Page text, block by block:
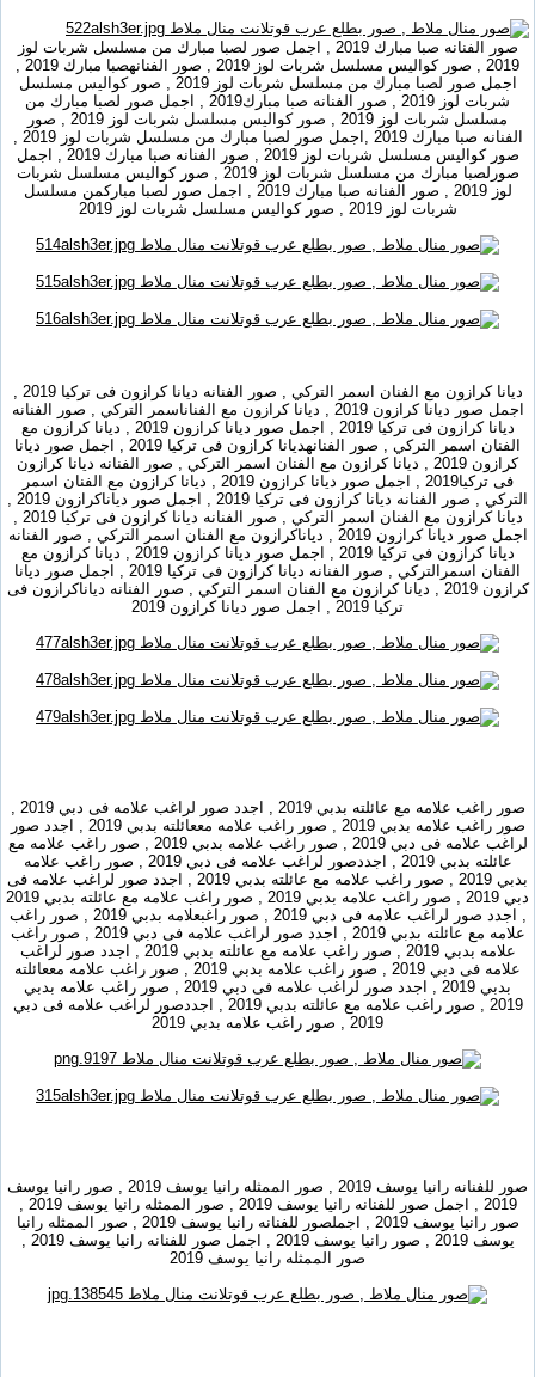
صور الفنانه صبا مبارك 2019 , اجمل صور لصبا مبارك من مسلسل شربات لوز
2019 , صور كواليس مسلسل شربات لوز 2019 , صور الفنانهصبا مبارك 2019 ,
اجمل صور لصبا مبارك من مسلسل شربات لوز 2019 , صور كواليس مسلسل
شربات لوز 2019 , صور الفنانه صبا مبارك2019 , اجمل صور لصبا مبارك من
مسلسل شربات لوز 2019 , صور كواليس مسلسل شربات لوز 2019 , صور
الفنانه صبا مبارك 2019 ,اجمل صور لصبا مبارك من مسلسل شربات لوز 2019 ,
صور كواليس مسلسل شربات لوز 2019 , صور الفنانه صبا مبارك 2019 , اجمل
صورلصبا مبارك من مسلسل شربات لوز 2019 , صور كواليس مسلسل شربات
لوز 2019 , صور الفنانه صبا مبارك 2019 , اجمل صور لصبا مباركمن مسلسل
شربات لوز 2019 , صور كواليس مسلسل شربات لوز 2019
ديانا كرازون مع الفنان اسمر التركي , صور الفنانه ديانا كرازون فى تركيا 2019 ,
اجمل صور ديانا كرازون 2019 , ديانا كرازون مع الفناناسمر التركي , صور الفنانه
ديانا كرازون فى تركيا 2019 , اجمل صور ديانا كرازون 2019 , ديانا كرازون مع
الفنان اسمر التركي , صور الفنانهديانا كرازون فى تركيا 2019 , اجمل صور ديانا
كرازون 2019 , ديانا كرازون مع الفنان اسمر التركي , صور الفنانه ديانا كرازون
فى تركيا2019 , اجمل صور ديانا كرازون 2019 , ديانا كرازون مع الفنان اسمر
التركي , صور الفنانه ديانا كرازون فى تركيا 2019 , اجمل صور دياناكرازون 2019 ,
ديانا كرازون مع الفنان اسمر التركي , صور الفنانه ديانا كرازون فى تركيا 2019 ,
اجمل صور ديانا كرازون 2019 , دياناكرازون مع الفنان اسمر التركي , صور الفنانه
ديانا كرازون فى تركيا 2019 , اجمل صور ديانا كرازون 2019 , ديانا كرازون مع
الفنان اسمرالتركي , صور الفنانه ديانا كرازون فى تركيا 2019 , اجمل صور ديانا
كرازون 2019 , ديانا كرازون مع الفنان اسمر التركي , صور الفنانه دياناكرازون فى
تركيا 2019 , اجمل صور ديانا كرازون 2019
صور راغب علامه مع عائلته بدبي 2019 , اجدد صور لراغب علامه فى دبي 2019 ,
صور راغب علامه بدبي 2019 , صور راغب علامه مععائلته بدبي 2019 , اجدد صور
لراغب علامه فى دبي 2019 , صور راغب علامه بدبي 2019 , صور راغب علامه مع
عائلته بدبي 2019 , اجددصور لراغب علامه فى دبي 2019 , صور راغب علامه
بدبي 2019 , صور راغب علامه مع عائلته بدبي 2019 , اجدد صور لراغب علامه فى
دبي 2019 , صور راغب علامه بدبي 2019 , صور راغب علامه مع عائلته بدبي 2019
, اجدد صور لراغب علامه فى دبي 2019 , صور راغبعلامه بدبي 2019 , صور راغب
علامه مع عائلته بدبي 2019 , اجدد صور لراغب علامه فى دبي 2019 , صور راغب
علامه بدبي 2019 , صور راغب علامه مع عائلته بدبي 2019 , اجدد صور لراغب
علامه فى دبي 2019 , صور راغب علامه بدبي 2019 , صور راغب علامه مععائلته
بدبي 2019 , اجدد صور لراغب علامه فى دبي 2019 , صور راغب علامه بدبي
2019 , صور راغب علامه مع عائلته بدبي 2019 , اجددصور لراغب علامه فى دبي
2019 , صور راغب علامه بدبي 2019
صور للفنانه رانيا يوسف 2019 , صور الممثله رانيا يوسف 2019 , صور رانيا يوسف
2019 , اجمل صور للفنانه رانيا يوسف 2019 , صور الممثله رانيا يوسف 2019 ,
صور رانيا يوسف 2019 , اجملصور للفنانه رانيا يوسف 2019 , صور الممثله رانيا
يوسف 2019 , صور رانيا يوسف 2019 , اجمل صور للفنانه رانيا يوسف 2019 ,
صور الممثله رانيا يوسف 2019